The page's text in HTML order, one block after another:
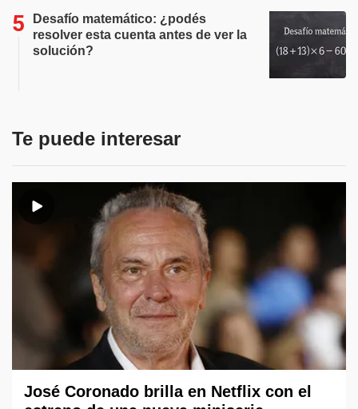
Desafío matemático: ¿podés
resolver esta cuenta antes de ver la
solución?
Te puede interesar
José Coronado brilla en Netflix con el